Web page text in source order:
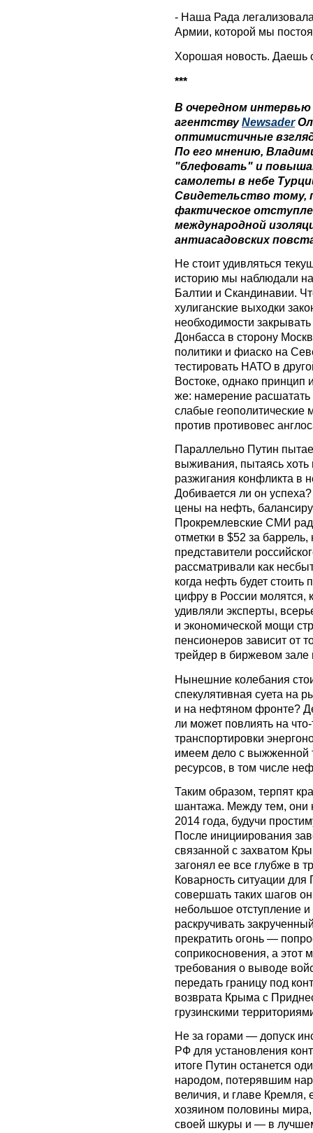
- Наша Рада
Армии, которой мы
Хорошая новость. Даешь
***
В очередном
агентствуNewsader
оптимистичные
По его мнению,
"блефовать" и
самолеты в небе
Свидетельство тому,
фактическое
международной
антиасадовских
Не стоит удивляться
историю мы наблюдали
Балтии и Скандинавии.
хулиганские выходки
необходимости
Донбасса в сторону
политики и фиаско на
тестировать НАТО в
Востоке, однако принцип
же: намерение расшатать
слабые геополитические
против противовес
Параллельно Путин
выживания, пытаясь
разжигания конфликта в
Добивается ли он
цены на нефть,
Прокремлевские СМИ
отметки в $52 за
представители
рассматривали как
когда нефть будет стоить
цифру в России молятся,
удивляли эксперты,
и экономической мощи
пенсионеров зависит от
трейдер в биржевом зале
Нынешние колебания
спекулятивная суета на
и на нефтяном фронте?
ли может повлиять на
транспортировки
имеем дело с выжженной
ресурсов, в том числе
Таким образом, терпят
шантажа. Между тем, они
2014 года, будучи
После инициирования
связанной с захватом
загонял ее все глубже в
Коварность ситуации для
совершать таких шагов
небольшое отступление
раскручивать
прекратить огонь —
соприкосновения, а этот
требования о выводе
передать границу под
возврата Крыма с
грузинскими
Не за горами — допуск
РФ для установления
итоге Путин останется
народом, потерявшим
величия, и главе
хозяином половины мира,
своей шкуры и — в